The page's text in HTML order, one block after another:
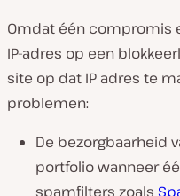
Omdat één compromis
IP-adres op een
site op dat IP adres te
problemen:
De bezorgbaarheid
portfolio wanneer
spamfilters zoals